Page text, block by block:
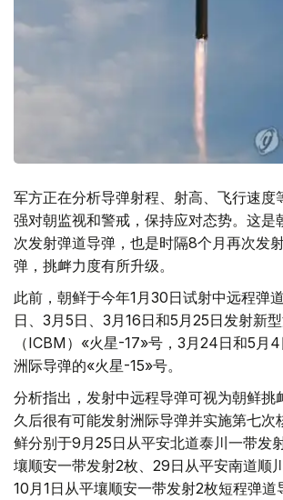
军方正在分析导弹射程、射高、飞行速度
强对朝监视和警戒，保持应对态势。这是
次发射弹道导弹，也是时隔8个月再次发
弹，挑衅力度有所升级。
此前，朝鲜于今年1月30日试射中远程弹
日、3月5日、3月16日和5月25日发射新
（ICBM）«火星-17»号，3月24日和5月
洲际导弹的«火星-15»号。
分析指出，发射中远程导弹可视为朝鲜挑
久后很有可能发射洲际导弹并实施第七次
鲜分别于9月25日从平安北道泰川一带发
壤顺安一带发射2枚、29日从平安南道顺
10月1日从平壤顺安一带发射2枚短程弹道